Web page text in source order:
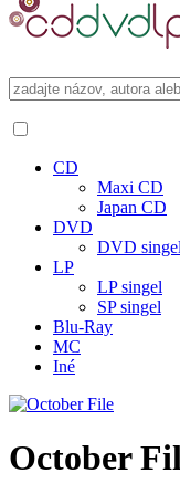
CD
Maxi CD
Japan CD
DVD
DVD singel
LP
LP singel
SP singel
Blu-Ray
MC
Iné
October